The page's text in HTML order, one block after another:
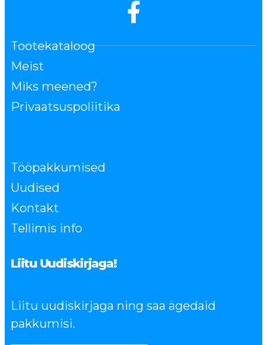
Tootekataloog
Meist
Miks meened?
Privaatsuspoliitika
Tööpakkumised
Uudised
Kontakt
Tellimis info
Liitu Uudiskirjaga!
Liitu uudiskirjaga ning saa ägedaid
pakkumisi.